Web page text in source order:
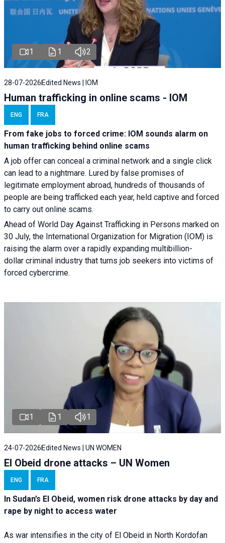
1 1 2
28-07-2026 Edited News | IOM
Human trafficking in online scams - IOM
ENG FRA
From fake jobs to forced crime: IOM sounds alarm on
human trafficking behind online scams
A job offer can conceal a criminal network and a single click
can lead to a nightmare. Lured by false promises of
legitimate employment abroad, hundreds of thousands of
people are being trafficked each year, held captive and forced
to carry out online scams.
Ahead of World Day Against Trafficking in Persons marked on
30 July, the International Organization for Migration (IOM) is
raising the alarm over a rapidly expanding multibillion-
dollar criminal industry that turns job seekers into victims of
forced cybercrime.
1 1 1
24-07-2026Edited News | UN WOMEN
El Obeid drone attacks – UN Women
ENG FRA
In Sudan’s El Obeid, women risk drone attacks by day and
rape by night to access water
As war intensifies in the city of El Obeid in North Kordofan